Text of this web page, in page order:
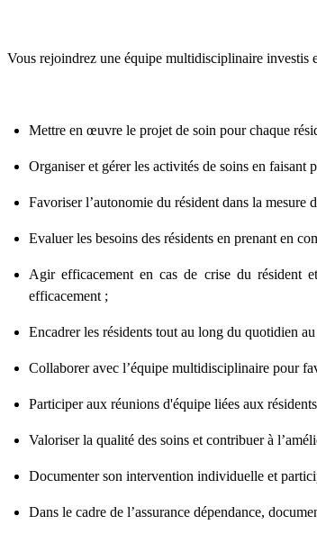
Vous rejoindrez une équipe multidisciplinaire investis
Mettre en œuvre le projet de soin pour chaque
Organiser et gérer les activités de soins en faisant
Favoriser l’autonomie du résident dans la mesure
Evaluer les besoins des résidents en prenant en
Agir efficacement en cas de crise du résident
efficacement ;
Encadrer les résidents tout au long du quotidien
Collaborer avec l’équipe multidisciplinaire pour
Participer aux réunions d'équipe liées aux
Valoriser la qualité des soins et contribuer à
Documenter son intervention individuelle et
Dans le cadre de l’assurance dépendance,